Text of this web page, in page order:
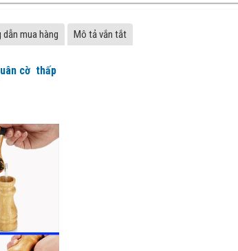
mua hàng Mô tả vắn tắt
cờ thấp